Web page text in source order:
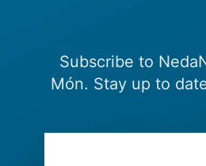
Subscribe to
Món. Stay up to